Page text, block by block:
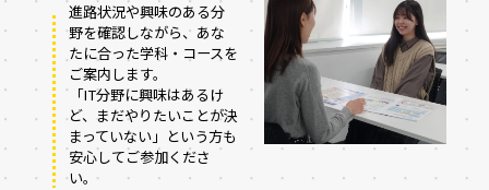
進路状況や興味のある分
野を確認しながら、あな
たに合った学科・コースを
ご案内します。
「IT分野に興味はあるけ
ど、まだやりたいことが決
まっていない」という方も
安心してご参加くださ
い。